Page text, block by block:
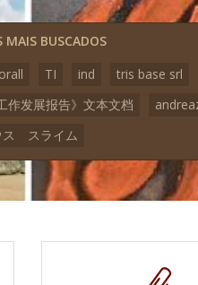
MAIS BUSCADOS
TI ind tris base srl
作发展报告》文本文档
ス スライム